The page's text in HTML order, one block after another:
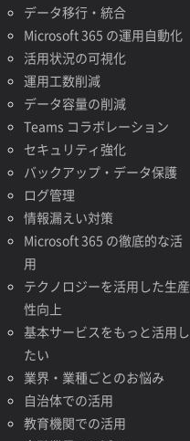
データ移行・統合
Microsoft 365 の運用自動化
活用状況の可視化
運用工数削減
データ容量の削減
Teams コラボレーション
セキュリティ強化
バックアップ・データ保護
ログ管理
情報漏えい対策
Microsoft 365 の徹底的な活
用
テクノロジーを活用した生産
性向上
基本サービスをもっと活用し
たい
業界・業種ごとのお悩み
自治体での活用
教育機関での活用